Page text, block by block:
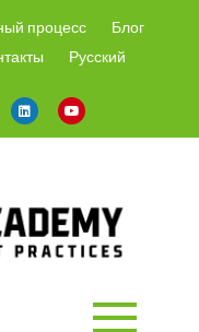
процесс
Блог
Русский
курсы только с